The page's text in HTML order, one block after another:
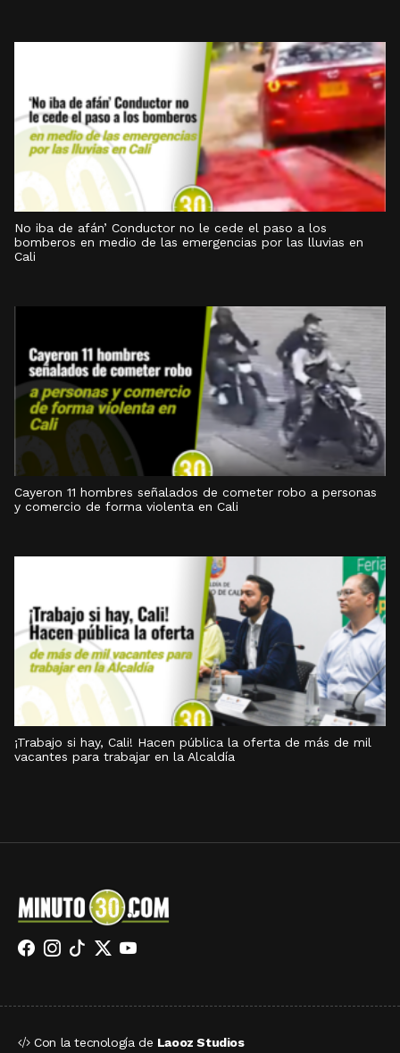
No iba de afán’ Conductor no le cede el paso a los
bomberos en medio de las emergencias por las lluvias en
Cali
Cayeron 11 hombres señalados de cometer robo a personas
y comercio de forma violenta en Cali
¡Trabajo si hay, Cali! Hacen pública la oferta de más de mil
vacantes para trabajar en la Alcaldía
Con la tecnología de Laooz Studios